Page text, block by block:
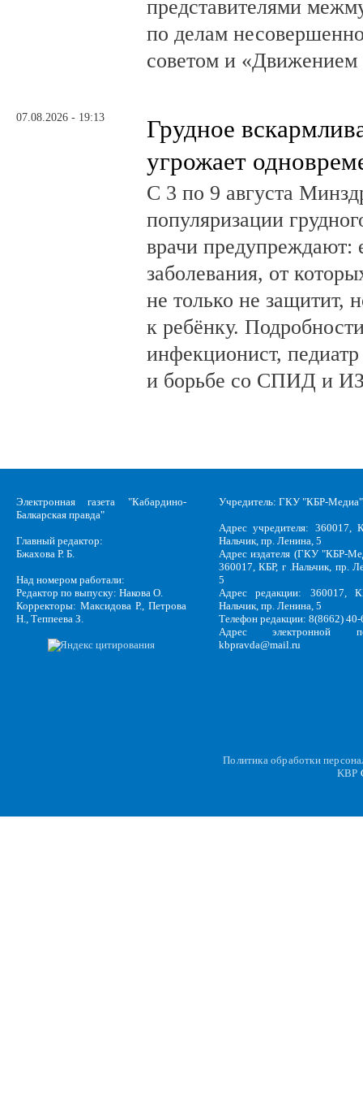
представителями
по делам
советом и
07.08.2026 - 19:13
Грудное
угрожает
С 3 по 9 августа
популяризации
врачи предупреждают:
заболевания, от
не только не защитит,
к ребёнку.
инфекционист,
и борьбе со СПИД и
Электронная газета "Кабардино-
Балкарская правда"
Главный редактор:
Бжахова Р. Б.
Над номером работали:
Редактор по выпуску: Накова О.
Корректоры: Максидова Р., Петрова
Н., Теппеева З.
Учредитель: ГКУ "КБР-Медиа"
Адрес учредителя: 360017,
Нальчик, пр. Ленина, 5
Адрес издателя (ГКУ "КБР-
360017, КБР, г .Нальчик, пр.
5
Адрес редакции: 360017,
Нальчик, пр. Ленина, 5
Телефон редакции: 8(8662)
Адрес электронной
kbpravda@mail.ru
Политика обработки
KBP